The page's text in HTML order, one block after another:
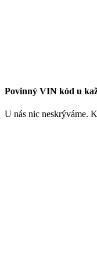
Povinný VIN kód u
U nás nic neskrýváme.